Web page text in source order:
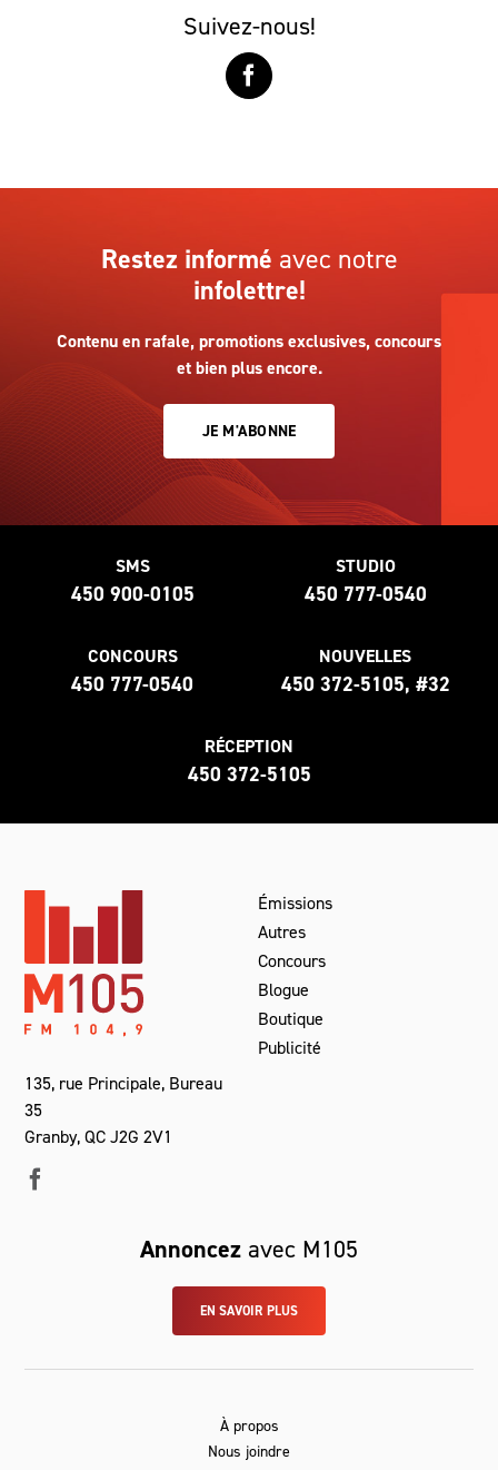
Suivez-nous!
Restez informé avec notre
infolettre!
Contenu en rafale, promotions exclusives, concours
et bien plus encore.
JE M'ABONNE
SMS
450 900-0105
STUDIO
450 777-0540
CONCOURS
450 777-0540
NOUVELLES
450 372-5105, #32
RÉCEPTION
450 372-5105
135, rue Principale, Bureau
35
Granby, QC J2G 2V1
Émissions
Autres
Concours
Blogue
Boutique
Publicité
Annoncez avec M105
EN SAVOIR PLUS
À propos
Nous joindre